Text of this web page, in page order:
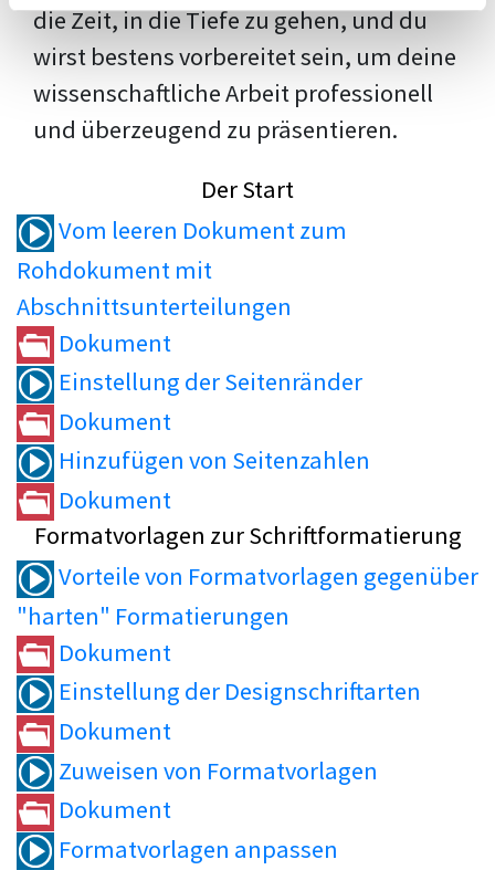
die Zeit, in die Tiefe zu gehen, und du
wirst bestens vorbereitet sein, um deine
wissenschaftliche Arbeit professionell
und überzeugend zu präsentieren.
Der Start
Vom leeren Dokument zum
Rohdokument mit
Abschnittsunterteilungen
Dokument
Einstellung der Seitenränder
Dokument
Hinzufügen von Seitenzahlen
Dokument
Formatvorlagen zur Schriftformatierung
Vorteile von Formatvorlagen gegenüber
"harten" Formatierungen
Dokument
Einstellung der Designschriftarten
Dokument
Zuweisen von Formatvorlagen
Dokument
Formatvorlagen anpassen